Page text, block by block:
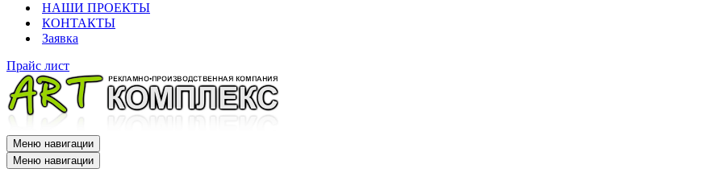
НАШИ ПРОЕКТЫ
КОНТАКТЫ
Заявка
Прайс лист
Меню навигации
Меню навигации